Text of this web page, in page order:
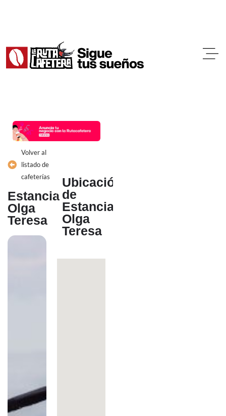
Volver al
listado de
cafeterías
Estancia
Olga
Teresa
Ubicación
de
Estancia
Olga
Teresa